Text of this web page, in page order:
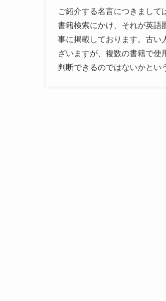
ご紹介する名言につきまして
書籍検索にかけ、それが英語
事に掲載しております。古い
ざいますが、複数の書籍で使
判断できるのではないかとい